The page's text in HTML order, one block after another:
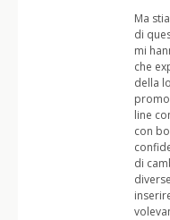
Ma
di
mi
che
della
line
con
di